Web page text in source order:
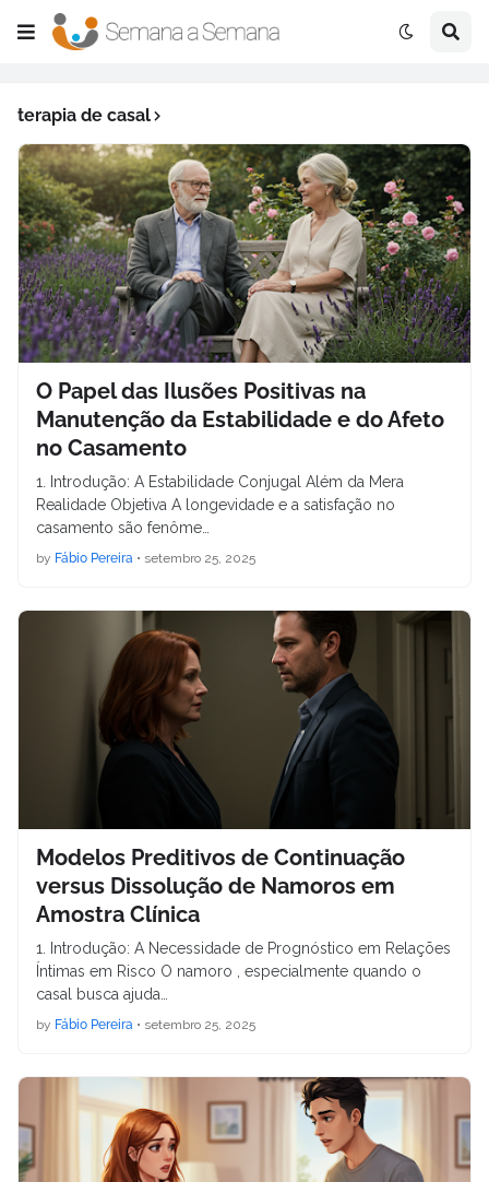
terapia de casal
O Papel das Ilusões Positivas na
Manutenção da Estabilidade e do Afeto
no Casamento
1. Introdução: A Estabilidade Conjugal Além da Mera
Realidade Objetiva A longevidade e a satisfação no
casamento são fenôme…
by Fábio Pereira • setembro 25, 2025
Modelos Preditivos de Continuação
versus Dissolução de Namoros em
Amostra Clínica
1. Introdução: A Necessidade de Prognóstico em Relações
Íntimas em Risco O namoro , especialmente quando o
casal busca ajuda…
by Fábio Pereira • setembro 25, 2025